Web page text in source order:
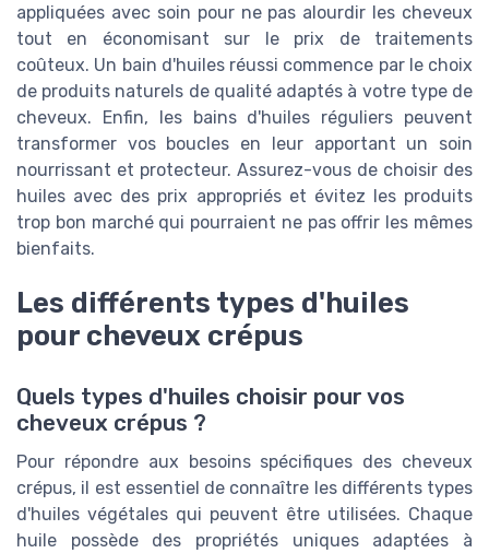
appliquées avec soin pour ne pas alourdir les cheveux
tout en économisant sur le prix de traitements
coûteux. Un bain d'huiles réussi commence par le choix
de produits naturels de qualité adaptés à votre type de
cheveux. Enfin, les bains d'huiles réguliers peuvent
transformer vos boucles en leur apportant un soin
nourrissant et protecteur. Assurez-vous de choisir des
huiles avec des prix appropriés et évitez les produits
trop bon marché qui pourraient ne pas offrir les mêmes
bienfaits.
Les différents types d'huiles
pour cheveux crépus
Quels types d'huiles choisir pour vos
cheveux crépus ?
Pour répondre aux besoins spécifiques des cheveux
crépus, il est essentiel de connaître les différents types
d'huiles végétales qui peuvent être utilisées. Chaque
huile possède des propriétés uniques adaptées à